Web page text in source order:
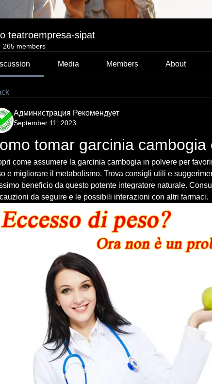
teatroempresa-sipat
265 members
Media Members About
Администрация Рекомендует
September 11, 2023
tomar garcinia cambogia
come assumere la garcinia cambogia in polvere per
e migliorare il metabolismo. Trova consigli utili e
beneficio da questo potente integratore naturale.
da seguire e le possibili interazioni con altri farmaci.